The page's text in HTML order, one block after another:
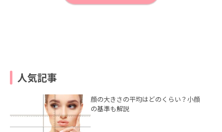
人気記事
顔の大きさの平均はどのくらい？小顔
の基準も解説